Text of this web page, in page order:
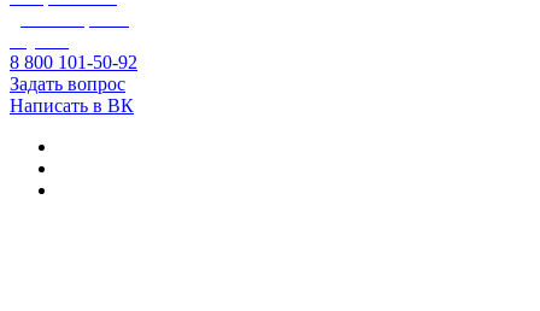
8 800 101-50-92
Задать вопрос
Написать в ВК